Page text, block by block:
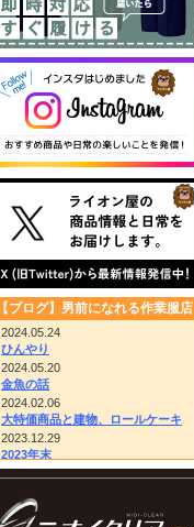
【ブログ】男前になれる作業服店
2024.05.24
ひんやり
2024.05.20
金魚の話
2024.02.06
大特価商品と建物、ロールケーキ
2023.12.29
2023年末
2023.12.14